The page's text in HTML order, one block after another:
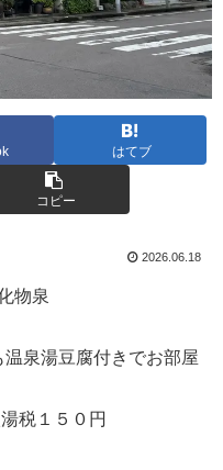
はてブ
コピー
2026.06.18
物泉
泉湯豆腐付きでお部屋
税１５０円